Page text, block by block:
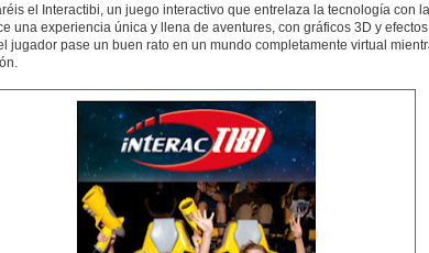
el Interactibi, un juego interactivo que entrelaza la tecnología con
una experiencia única y llena de aventures, con gráficos 3D y
jugador pase un buen rato en un mundo completamente virtual